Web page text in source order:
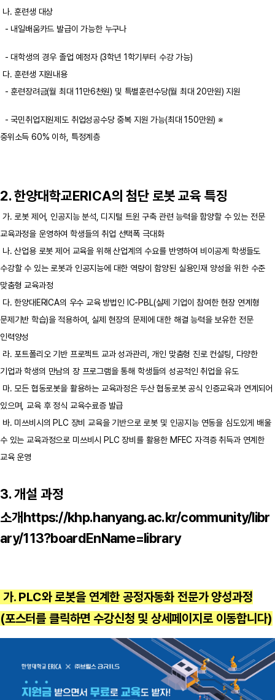
나. 훈련생 대상
- 내일배움카드 발급이 가능한 누구나
- 대학생의 경우 졸업 예정자 (3학년 1학기부터 수강 가능)
다. 훈련생 지원내용
- 훈련장려금(월 최대 11만6천원) 및 특별훈련수당(월 최대 20만원) 지원
- 국민취업지원제도 취업성공수당 중복 지원 가능(최대 150만원) ※
중위소득 60% 이하, 특정계층
2. 한양대학교ERICA의 첨단 로봇 교육 특징
가. 로봇 제어, 인공지능 분석, 디지털 트윈 구축 관련 능력을 함양할 수 있는 전문
교육과정을 운영하여 학생들의 취업 선택폭 극대화
나. 산업용 로봇 제어 교육을 위해 산업계의 수요를 반영하여 비이공계 학생들도
수강할 수 있는 로봇과 인공지능에 대한 역량이 함양된 실용인재 양성을 위한 수준
맞춤형 교육과정
다. 한양대ERICA의 우수 교육 방법인 IC-PBL(실제 기업이 참여한 현장 연계형
문제기반 학습)을 적용하여, 실제 현장의 문제에 대한 해결 능력을 보유한 전문
인력양성
라. 포트폴리오 기반 프로젝트 교과 성과관리, 개인 맞춤형 진로 컨설팅, 다양한
기업과 학생의 만남의 장 프로그램을 통해 학생들의 성공적인 취업을 유도
마. 모든 협동로봇을 활용하는 교육과정은 두산 협동로봇 공식 인증교육과 연계되어
있으며, 교육 후 정식 교육수료증 발급
바. 미쓰비시의 PLC 장비 교육을 기반으로 로봇 및 인공지능 연동을 심도있게 배울
수 있는 교육과정으로 미쓰비시 PLC 장비를 활용한 MFEC 자격증 취득과 연계한
교육 운영
3. 개설 과정
소개https://khp.hanyang.ac.kr/community/libr
ary/113?boardEnName=library
가. PLC와 로봇을 연계한 공정자동화 전문가 양성과정
(포스터를 클릭하면 수강신청 및 상세페이지로 이동합니다)